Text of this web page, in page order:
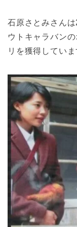
石原さとみさん
ウトキャラバン
リを獲得していま